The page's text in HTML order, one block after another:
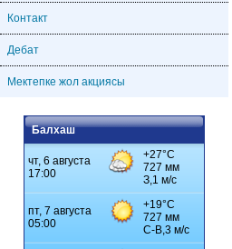
Контакт
Дебат
Мектепке жол акциясы
Балхаш